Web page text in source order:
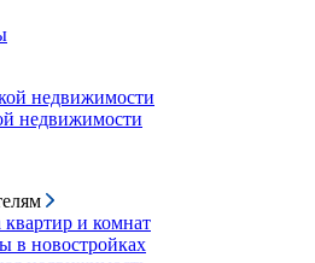
недвижимости
недвижимости
и комнат
в новостройках